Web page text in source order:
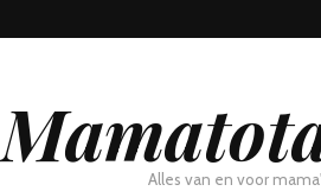
Alles van en voor